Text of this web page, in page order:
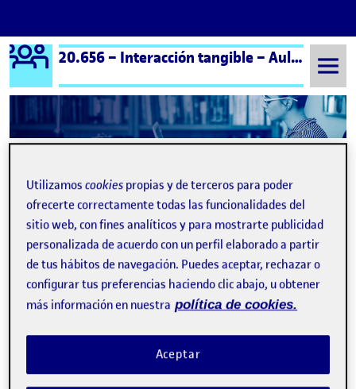
Saltar al contenido
Logo Ágora 20.656 – Interacción tangible – Aula 1
Folio
¡Bienvenidos y bienvenidas!
Visibilidad:
Pública-Fecha de publicación
8 Sep 202115 septiembre, 2022 3:41 pm
Utilizamoscookies propias y de terceros para poder
ofrecerte correctamente todas las funcionalidades del
sitio web, con fines analíticos y para mostrarte publicidad
personalizada de acuerdo con un perfil elaborado a partir
de tus hábitos de navegación. Puedes aceptar, rechazar o
configurar tus preferencias haciendo clic abajo, u obtener
más información en nuestra política de cookies.
Aceptar